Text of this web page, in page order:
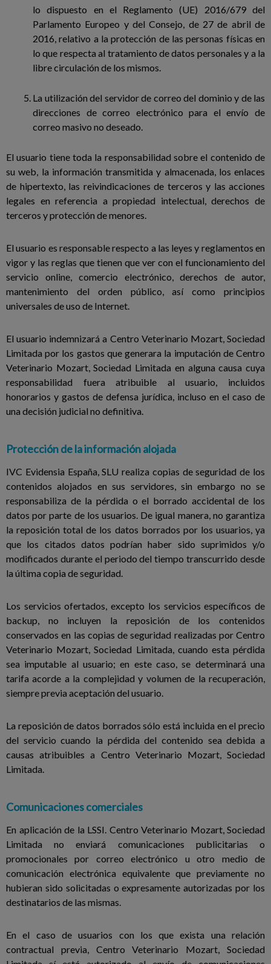
lo dispuesto en el Reglamento (UE) 2016/679 del
Parlamento Europeo y del Consejo, de 27 de abril de
2016, relativo a la protección de las personas físicas en
lo que respecta al tratamiento de datos personales y a la
libre circulación de los mismos.
La utilización del servidor de correo del dominio y de las
direcciones de correo electrónico para el envío de
correo masivo no deseado.
El usuario tiene toda la responsabilidad sobre el contenido de
su web, la información transmitida y almacenada, los enlaces
de hipertexto, las reivindicaciones de terceros y las acciones
legales en referencia a propiedad intelectual, derechos de
terceros y protección de menores.
El usuario es responsable respecto a las leyes y reglamentos en
vigor y las reglas que tienen que ver con el funcionamiento del
servicio online, comercio electrónico, derechos de autor,
mantenimiento del orden público, así como principios
universales de uso de Internet.
El usuario indemnizará a Centro Veterinario Mozart, Sociedad
Limitada por los gastos que generara la imputación de Centro
Veterinario Mozart, Sociedad Limitada en alguna causa cuya
responsabilidad fuera atribuible al usuario, incluidos
honorarios y gastos de defensa jurídica, incluso en el caso de
una decisión judicial no definitiva.
Protección de la información alojada
IVC Evidensia España, SLU realiza copias de seguridad de los
contenidos alojados en sus servidores, sin embargo no se
responsabiliza de la pérdida o el borrado accidental de los
datos por parte de los usuarios. De igual manera, no garantiza
la reposición total de los datos borrados por los usuarios, ya
que los citados datos podrían haber sido suprimidos y/o
modificados durante el periodo del tiempo transcurrido desde
la última copia de seguridad.
Los servicios ofertados, excepto los servicios específicos de
backup, no incluyen la reposición de los contenidos
conservados en las copias de seguridad realizadas por Centro
Veterinario Mozart, Sociedad Limitada, cuando esta pérdida
sea imputable al usuario; en este caso, se determinará una
tarifa acorde a la complejidad y volumen de la recuperación,
siempre previa aceptación del usuario.
La reposición de datos borrados sólo está incluida en el precio
del servicio cuando la pérdida del contenido sea debida a
causas atribuibles a Centro Veterinario Mozart, Sociedad
Limitada.
Comunicaciones comerciales
En aplicación de la LSSI. Centro Veterinario Mozart, Sociedad
Limitada no enviará comunicaciones publicitarias o
promocionales por correo electrónico u otro medio de
comunicación electrónica equivalente que previamente no
hubieran sido solicitadas o expresamente autorizadas por los
destinatarios de las mismas.
En el caso de usuarios con los que exista una relación
contractual previa, Centro Veterinario Mozart, Sociedad